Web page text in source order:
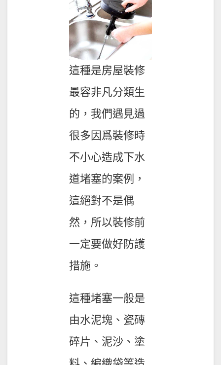
這種是房屋裝修
最容非凡分類生
的，我們遇見過
很多因爲裝修時
不小心造成下水
道堵塞的案例，
這絕對不是偶
然，所以裝修前
一定要做好防護
措施。
這種堵塞一般是
由水泥塊、瓷磚
碎片、泥沙、塗